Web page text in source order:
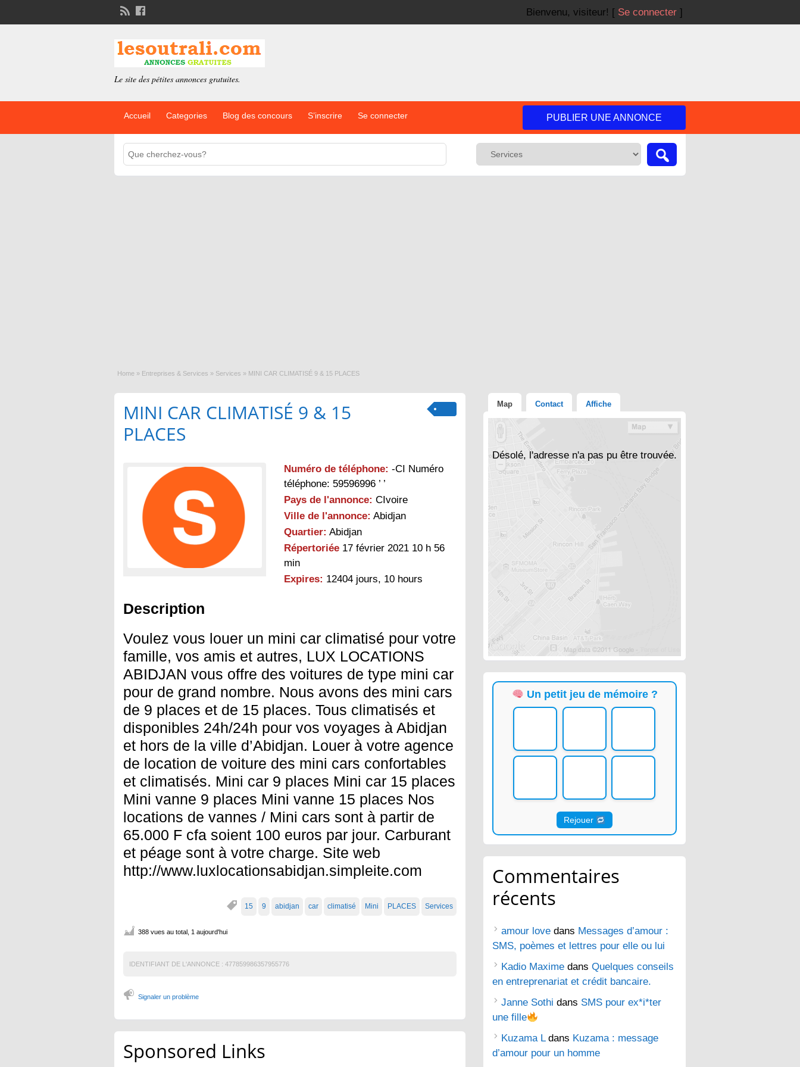
Bienvenu, visiteur! [ Se connecter ]
Le site des pétites annonces gratuites.
Accueil Categories Blog des concours S’inscrire Se connecter PUBLIER UNE ANNONCE
Home » Entreprises & Services » Services » MINI CAR CLIMATISÉ 9 & 15 PLACES
MINI CAR CLIMATISÉ 9 & 15
PLACES
Numéro de téléphone: -CI Numéro
téléphone: 59596996 ’ ’
Pays de l'annonce: CIvoire
Ville de l'annonce: Abidjan
Quartier: Abidjan
Répertoriée 17 février 2021 10 h 56
min
Expires: 12404 jours, 10 hours
Description
Voulez vous louer un mini car climatisé pour votre
famille, vos amis et autres, LUX LOCATIONS
ABIDJAN vous offre des voitures de type mini car
pour de grand nombre. Nous avons des mini cars
de 9 places et de 15 places. Tous climatisés et
disponibles 24h/24h pour vos voyages à Abidjan
et hors de la ville d’Abidjan. Louer à votre agence
de location de voiture des mini cars confortables
et climatisés. Mini car 9 places Mini car 15 places
Mini vanne 9 places Mini vanne 15 places Nos
locations de vannes / Mini cars sont à partir de
65.000 F cfa soient 100 euros par jour. Carburant
et péage sont à votre charge. Site web
http://www.luxlocationsabidjan.simpleite.com
15 9 abidjan car climatisé Mini PLACES Services
388 vues au total, 1 aujourd'hui
IDENTIFIANT DE L'ANNONCE : 477859986357955776
Signaler un problème
Sponsored Links
Map Contact Affiche
Désolé, l'adresse n'a pas pu être trouvée.
Un petit jeu de mémoire ?
Rejouer
Commentaires
récents
amour love dans Messages d’amour :
SMS, poèmes et lettres pour elle ou lui
Kadio Maxime dans Quelques conseils
en entreprenariat et crédit bancaire.
Janne Sothi dans SMS pour ex*i*ter
une fille
Kuzama Ldans Kuzama : message
d’amour pour un homme